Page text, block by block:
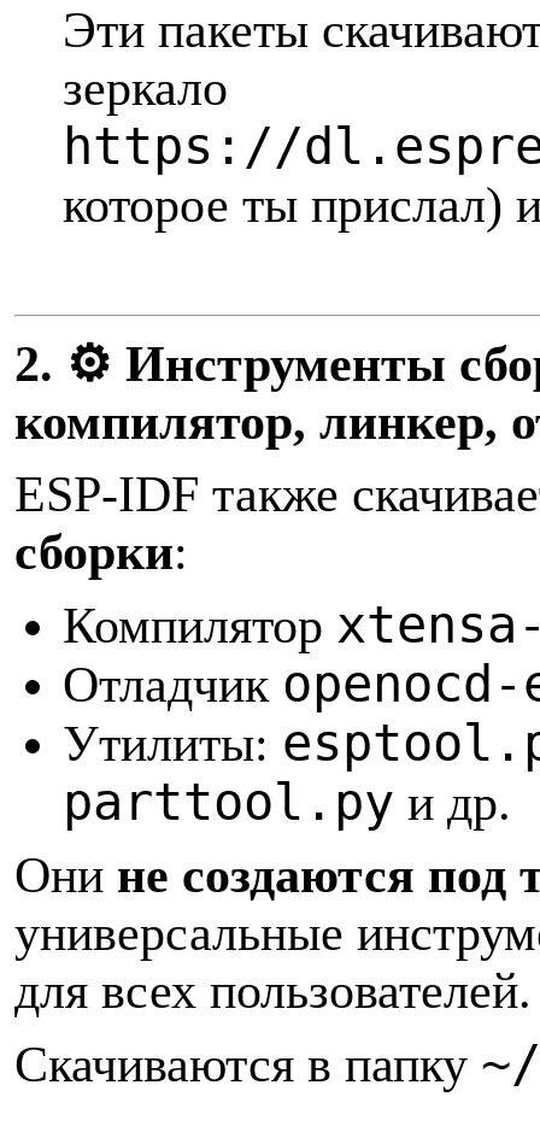
Эти пакеты
зеркало
https://
которое ты прислал)
2. ⚙️ Инструменты
компилятор, линкер,
ESP-IDF также
сборки:
Компилятор
Отладчик openocd-
Утилиты:
parttool.py и др.
Они не создаются под
универсальные
для всех пользователей.
Скачиваются в папку